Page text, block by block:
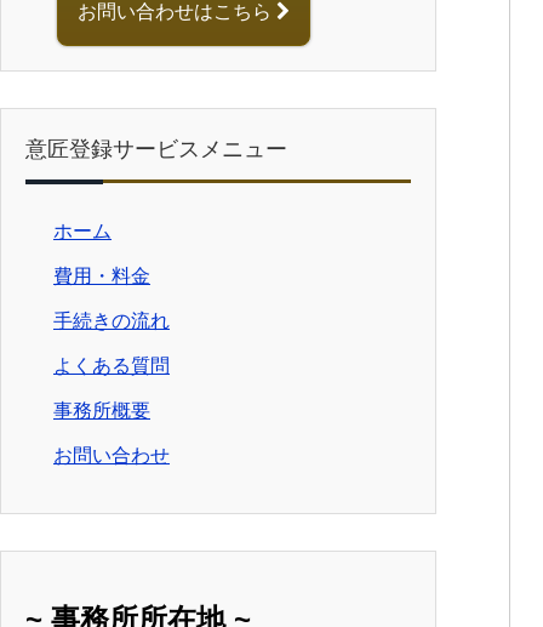
お問い合わせはこちら
意匠登録サービスメニュー
ホーム
費用・料金
手続きの流れ
よくある質問
事務所概要
お問い合わせ
~ 事務所所在地 ~